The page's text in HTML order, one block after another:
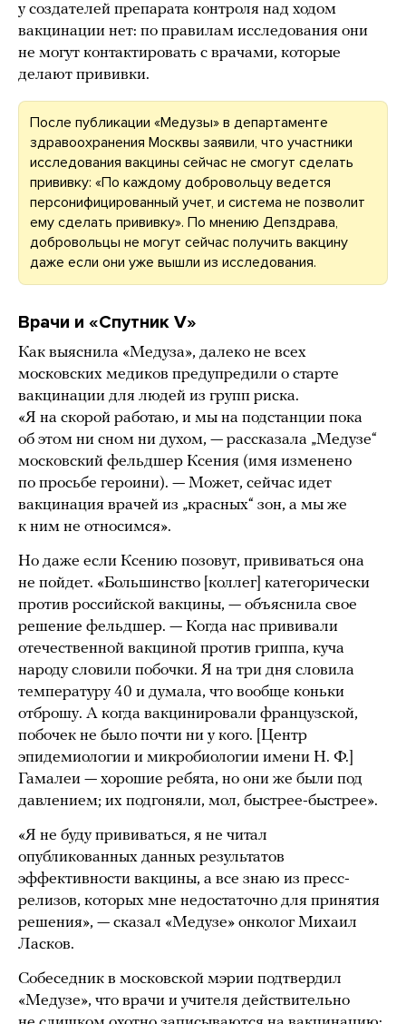
у создателей препарата контроля над ходом
вакцинации нет: по правилам исследования они
не могут контактировать с врачами, которые
делают прививки.
После публикации «Медузы» в департаменте
здравоохранения Москвы заявили, что участники
исследования вакцины сейчас не смогут сделать
прививку: «По каждому добровольцу ведется
персонифицированный учет, и система не позволит
ему сделать прививку». По мнению Депздрава,
добровольцы не могут сейчас получить вакцину
даже если они уже вышли из исследования.
Врачи и «Спутник V»
Как выяснила «Медуза», далеко не всех
московских медиков предупредили о старте
вакцинации для людей из групп риска.
«Я на скорой работаю, и мы на подстанции пока
об этом ни сном ни духом, — рассказала „Медузе“
московский фельдшер Ксения (имя изменено
по просьбе героини). — Может, сейчас идет
вакцинация врачей из „красных“ зон, а мы же
к ним не относимся».
Но даже если Ксению позовут, прививаться она
не пойдет. «Большинство [коллег] категорически
против российской вакцины, — объяснила свое
решение фельдшер. — Когда нас прививали
отечественной вакциной против гриппа, куча
народу словили побочки. Я на три дня словила
температуру 40 и думала, что вообще коньки
отброшу. А когда вакцинировали французской,
побочек не было почти ни у кого. [Центр
эпидемиологии и микробиологии имени Н. Ф.]
Гамалеи — хорошие ребята, но они же были под
давлением; их подгоняли, мол, быстрее-быстрее».
«Я не буду прививаться, я не читал
опубликованных данных результатов
эффективности вакцины, а все знаю из пресс-
релизов, которых мне недостаточно для принятия
решения», — сказал «Медузе» онколог Михаил
Ласков.
Собеседник в московской мэрии подтвердил
«Медузе», что врачи и учителя действительно